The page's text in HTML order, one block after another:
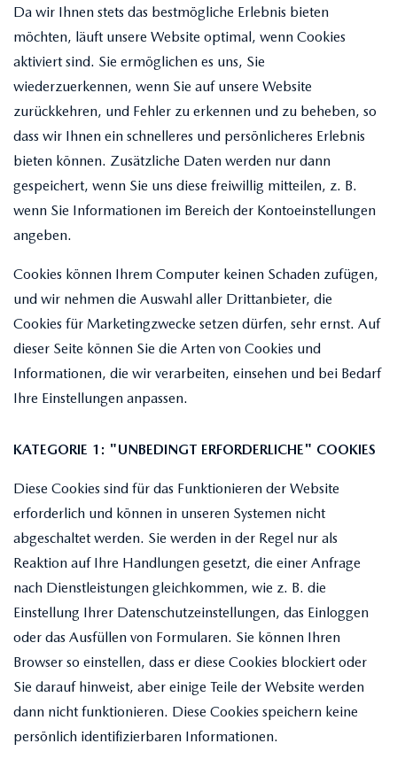
Da wir Ihnen stets das bestmögliche Erlebnis bieten
möchten, läuft unsere Website optimal, wenn Cookies
aktiviert sind. Sie ermöglichen es uns, Sie
wiederzuerkennen, wenn Sie auf unsere Website
zurückkehren, und Fehler zu erkennen und zu beheben, so
dass wir Ihnen ein schnelleres und persönlicheres Erlebnis
bieten können. Zusätzliche Daten werden nur dann
gespeichert, wenn Sie uns diese freiwillig mitteilen, z. B.
wenn Sie Informationen im Bereich der Kontoeinstellungen
angeben.
Cookies können Ihrem Computer keinen Schaden zufügen,
und wir nehmen die Auswahl aller Drittanbieter, die
Cookies für Marketingzwecke setzen dürfen, sehr ernst. Auf
dieser Seite können Sie die Arten von Cookies und
Informationen, die wir verarbeiten, einsehen und bei Bedarf
Ihre Einstellungen anpassen.
KATEGORIE 1: "UNBEDINGT ERFORDERLICHE" COOKIES
Diese Cookies sind für das Funktionieren der Website
erforderlich und können in unseren Systemen nicht
abgeschaltet werden. Sie werden in der Regel nur als
Reaktion auf Ihre Handlungen gesetzt, die einer Anfrage
nach Dienstleistungen gleichkommen, wie z. B. die
Einstellung Ihrer Datenschutzeinstellungen, das Einloggen
oder das Ausfüllen von Formularen. Sie können Ihren
Browser so einstellen, dass er diese Cookies blockiert oder
Sie darauf hinweist, aber einige Teile der Website werden
dann nicht funktionieren. Diese Cookies speichern keine
persönlich identifizierbaren Informationen.